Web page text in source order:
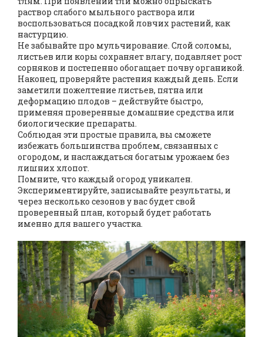
раствор слабого мыльного раствора или
воспользоваться посадкой ловчих растений, как
настурцию.
Не забывайте про мульчирование. Слой соломы,
листьев или коры сохраняет влагу, подавляет рост
сорняков и постепенно обогащает почву органикой.
Наконец, проверяйте растения каждый день. Если
заметили пожелтение листьев, пятна или
деформацию плодов – действуйте быстро,
применяя проверенные домашние средства или
биологические препараты.
Соблюдая эти простые правила, вы сможете
избежать большинства проблем, связанных с
огородом, и наслаждаться богатым урожаем без
лишних хлопот.
Помните, что каждый огород уникален.
Экспериментируйте, записывайте результаты, и
через несколько сезонов у вас будет свой
проверенный план, который будет работать
именно для вашего участка.